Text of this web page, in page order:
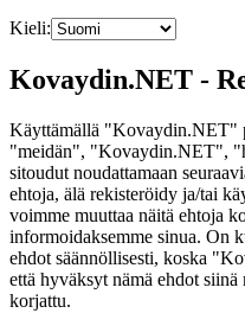
Kieli:
Kovaydin.NET -
Käyttämällä "Kovaydin.NET"
"meidän", "Kovaydin.NET",
sitoudut noudattamaan
ehtoja, älä rekisteröidy ja/tai
voimme muuttaa näitä ehtoja
informoidaksemme sinua. On
ehdot säännöllisesti, koska
että hyväksyt nämä ehdot
korjattu.